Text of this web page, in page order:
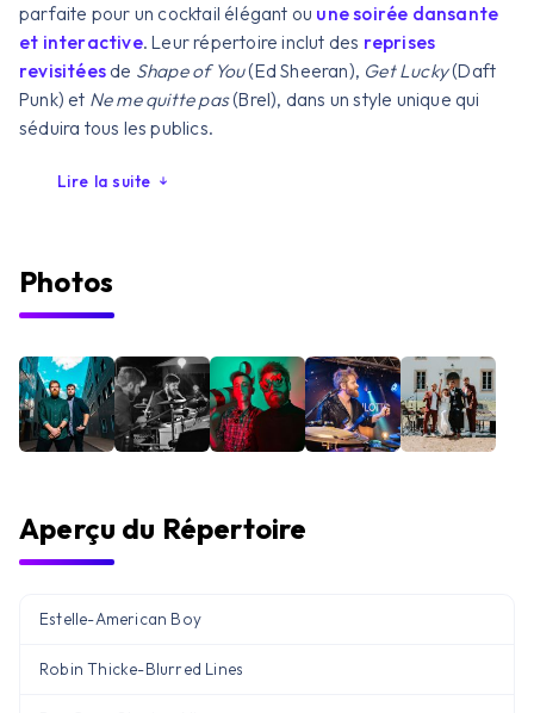
parfaite pour un cocktail élégant ou une soirée dansante
et interactive. Leur répertoire inclut des reprises
revisitées de Shape of You(Ed Sheeran), Get Lucky(Daft
Punk) et Ne me quitte pas(Brel), dans un style unique qui
séduira tous les publics.
Lire la suite
Photos
Aperçu du Répertoire
Estelle-American Boy
Robin Thicke-Blurred Lines